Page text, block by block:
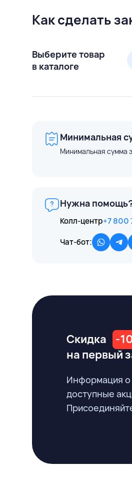
Как сделать
Выберите товар
в каталоге
Минимальная
Минимальная сумма
Нужна
Колл-центр+7 800
Чат-бот:
Скидка -
на первый
Информация о
доступные